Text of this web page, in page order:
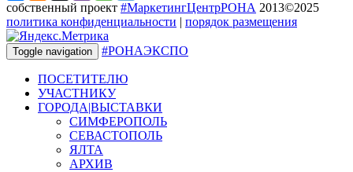
собственный проект #МаркетингЦентрРОНА 2013©2025
политика конфиденциальности | порядок размещения
Toggle navigation #РОНАЭКСПО
ПОСЕТИТЕЛЮ
УЧАСТНИКУ
ГОРОДА|ВЫСТАВКИ
СИМФЕРОПОЛЬ
СЕВАСТОПОЛЬ
ЯЛТА
АРХИВ